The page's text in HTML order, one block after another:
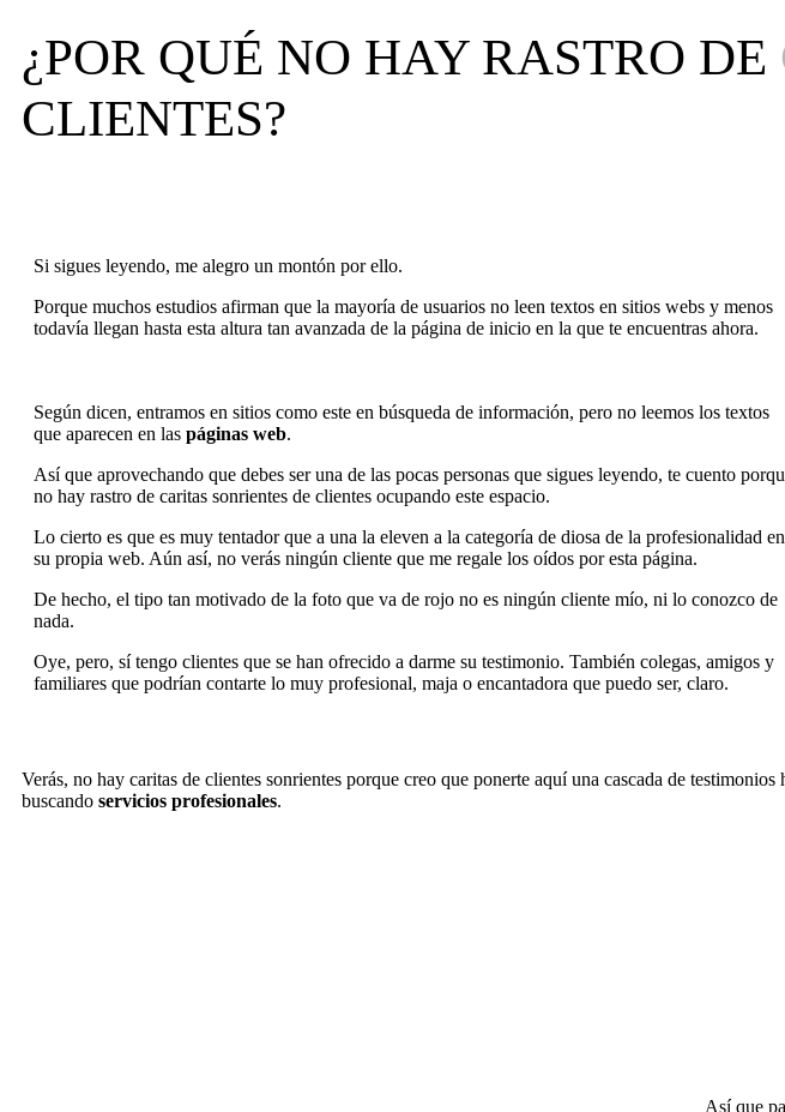
¿POR QUÉ NO HAY RASTRO DE
CLIENTES?
Si sigues leyendo, me alegro un montón por ello.
Porque muchos estudios afirman que la mayoría de usuarios no leen textos en sitios webs y menos
todavía llegan hasta esta altura tan avanzada de la página de inicio en la que te encuentras ahora.
Según dicen, entramos en sitios como este en búsqueda de información, pero no leemos los textos
que aparecen en las páginas web.
Así que aprovechando que debes ser una de las pocas personas que sigues leyendo, te cuento
no hay rastro de caritas sonrientes de clientes ocupando este espacio.
Lo cierto es que es muy tentador que a una la eleven a la categoría de diosa de la profesionalidad en
su propia web. Aún así, no verás ningún cliente que me regale los oídos por esta página.
De hecho, el tipo tan motivado de la foto que va de rojo no es ningún cliente mío, ni lo conozco de
nada.
Oye, pero, sí tengo clientes que se han ofrecido a darme su testimonio. También colegas, amigos y
familiares que podrían contarte lo muy profesional, maja o encantadora que puedo ser, claro.
Verás, no hay caritas de clientes sonrientes porque creo que ponerte aquí una cascada de
buscando servicios profesionales.
Así que